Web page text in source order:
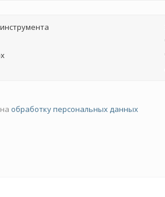
обработку персональных данных